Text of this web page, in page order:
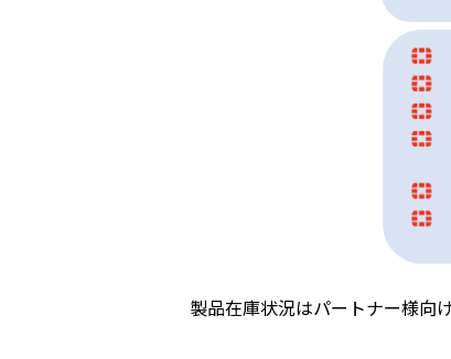
製品在庫状況はパートナー様向